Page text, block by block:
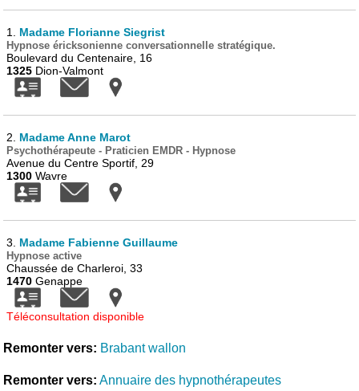
1. Madame Florianne Siegrist
Hypnose éricksonienne conversationnelle stratégique.
Boulevard du Centenaire, 16
1325 Dion-Valmont
2. Madame Anne Marot
Psychothérapeute - Praticien EMDR - Hypnose
Avenue du Centre Sportif, 29
1300 Wavre
3. Madame Fabienne Guillaume
Hypnose active
Chaussée de Charleroi, 33
1470 Genappe
Téléconsultation disponible
Remonter vers: Brabant wallon
Remonter vers: Annuaire des hypnothérapeutes